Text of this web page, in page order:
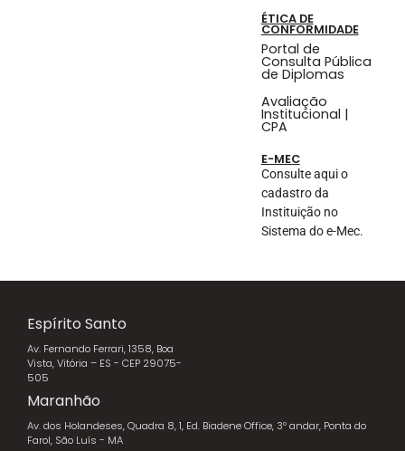
ÉTICA DE
CONFORMIDADE
Portal de
Consulta Pública
de Diplomas
Avaliação
Institucional |
CPA
E-MEC
Consulte aqui o
cadastro da
Instituição no
Sistema do e-Mec.
Espírito Santo
Av. Fernando Ferrari, 1358, Boa
Vista, Vitória – ES - CEP 29075-
505
Maranhão
Av. dos Holandeses, Quadra 8, 1, Ed. Biadene Office, 3º andar, Ponta do
Farol, São Luís - MA